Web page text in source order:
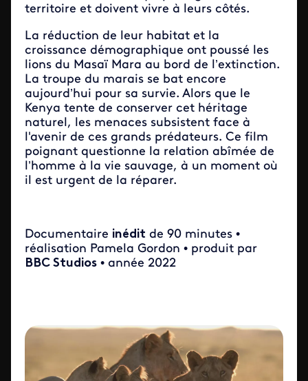
territoire et doivent vivre à leurs côtés.
La réduction de leur habitat et la
croissance démographique ont poussé les
lions du Masaï Mara au bord de l’extinction.
La troupe du marais se bat encore
aujourd’hui pour sa survie. Alors que le
Kenya tente de conserver cet héritage
naturel, les menaces subsistent face à
l'avenir de ces grands prédateurs. Ce film
poignant questionne la relation abîmée de
l’homme à la vie sauvage, à un moment où
il est urgent de la réparer.
Documentaire inédit de 90 minutes •
réalisation Pamela Gordon • produit par
BBC Studios • année 2022